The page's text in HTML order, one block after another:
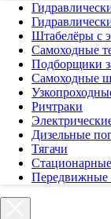
Штабелёры с
Самоходные
Подборщики
Самоходные
Ричтраки
Дизельные
Тягачи
Передвижные